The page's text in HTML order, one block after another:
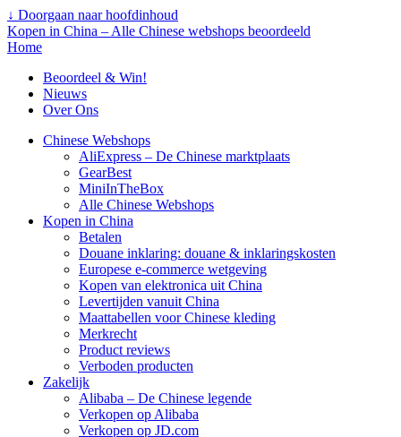
↓ Doorgaan naar hoofdinhoud
Kopen in China – Alle Chinese webshops beoordeeld
Home
Beoordeel & Win!
Nieuws
Over Ons
Chinese Webshops
AliExpress – De Chinese marktplaats
GearBest
MiniInTheBox
Alle Chinese Webshops
Kopen in China
Betalen
Douane inklaring: douane & inklaringskosten
Europese e-commerce wetgeving
Kopen van elektronica uit China
Levertijden vanuit China
Maattabellen voor Chinese kleding
Merkrecht
Product reviews
Verboden producten
Zakelijk
Alibaba – De Chinese legende
Verkopen op Alibaba
Verkopen op JD.com